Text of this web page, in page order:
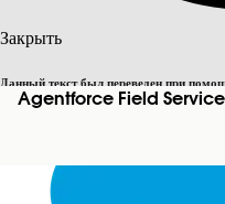
Закрыть
Данный текст был переведен при
Дополнительные сведения см.здесь .
Agentforce Field